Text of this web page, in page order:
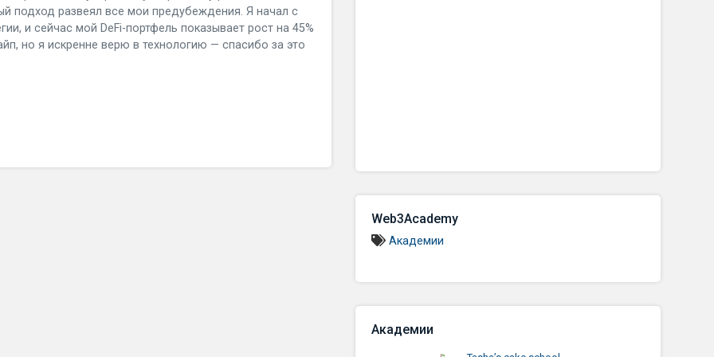
подход развеял все мои предубеждения. Я начал с
и сейчас мой DeFi-портфель показывает рост на 45%
но я искренне верю в технологию — спасибо за это
Web3Academy
Академии
Академии